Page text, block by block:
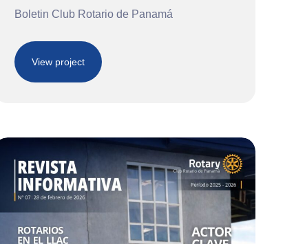
Boletin Club Rotario de Panamá
View project